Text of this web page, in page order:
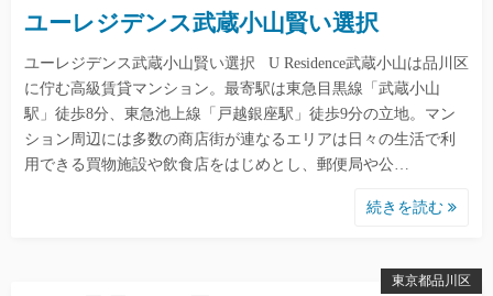
ユーレジデンス武蔵小山賢い選択
ユーレジデンス武蔵小山賢い選択 U Residence武蔵小山は品川区
に佇む高級賃貸マンション。最寄駅は東急目黒線「武蔵小山
駅」徒歩8分、東急池上線「戸越銀座駅」徒歩9分の立地。マン
ション周辺には多数の商店街が連なるエリアは日々の生活で利
用できる買物施設や飲食店をはじめとし、郵便局や公…
続きを読む
東京都品川区